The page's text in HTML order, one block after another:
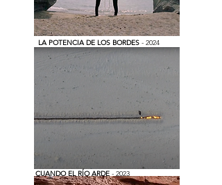
LA POTENCIA DE LOS BORDES - 2024
CUANDO EL RÍO ARDE - 2023